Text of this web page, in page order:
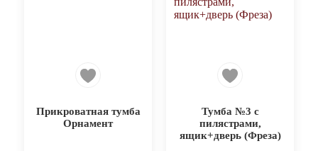
Прикроватная тумба
Орнамент
Тумба №3 с
пилястрами,
ящик+дверь (Фреза)